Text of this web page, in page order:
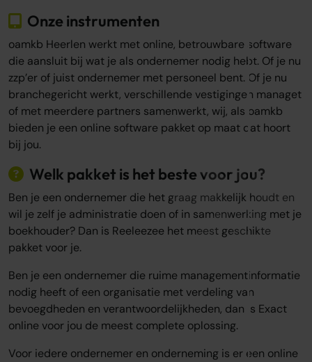
Onze instrumenten
oamkb Heerlen werkt met online, betrouwbare software
die aansluit bij wat je als ondernemer nodig hebt. Of je nu
zzp’er of juist ondernemer met personeel bent. Of je nu
branchegericht werkt, verschillende vestigingen managet
of met meerdere partners samenwerkt, wij, als oamkb
bieden je een online software pakket op maat dat hoort
bij jou.
Welk pakket is het beste voor jou?
Ben je een ondernemer die het graag makkelijk houdt en
wil je zelf je administratie doen of in samenwerking met je
boekhouder? Dan is Reeleezee het meest geschikte
pakket voor je.
Ben je een ondernemer die ruime managementinformatie
nodig heeft of een organisatie met verdeling van
bevoegdheden en verantwoordelijkheden, dan is Exact
online voor jou de meest complete oplossing.
Voor iedere ondernemer en onderneming is er een online